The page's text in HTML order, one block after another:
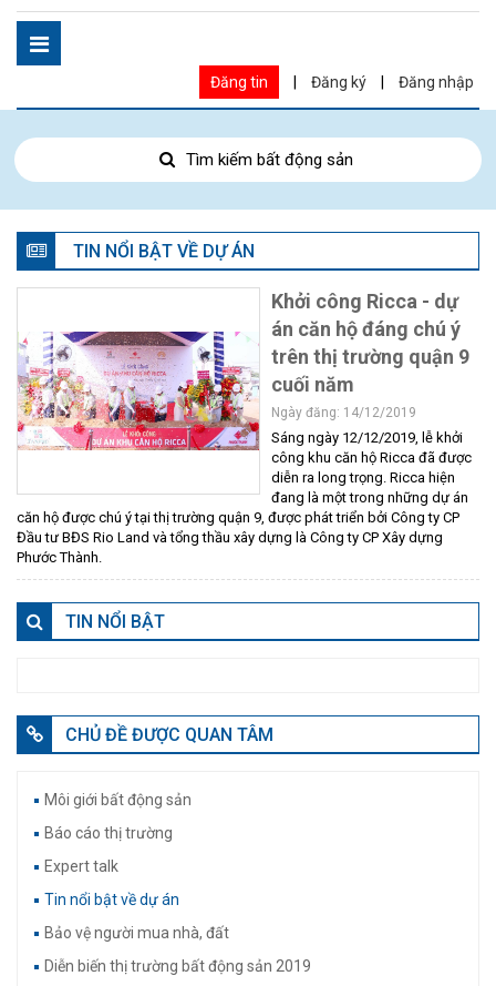
Đăng tin Đăng ký Đăng nhập
Tìm kiếm bất động sản
TIN NỔI BẬT VỀ DỰ ÁN
Khởi công Ricca - dự
án căn hộ đáng chú ý
trên thị trường quận 9
cuối năm
Ngày đăng: 14/12/2019
Sáng ngày 12/12/2019, lễ khởi
công khu căn hộ Ricca đã được
diễn ra long trọng. Ricca hiện
đang là một trong những dự án
căn hộ được chú ý tại thị trường quận 9, được phát triển bởi Công ty CP
Đầu tư BĐS Rio Land và tổng thầu xây dựng là Công ty CP Xây dựng
Phước Thành.
TIN NỔI BẬT
CHỦ ĐỀ ĐƯỢC QUAN TÂM
Môi giới bất động sản
Báo cáo thị trường
Expert talk
Tin nổi bật về dự án
Bảo vệ người mua nhà, đất
Diễn biến thị trường bất động sản 2019